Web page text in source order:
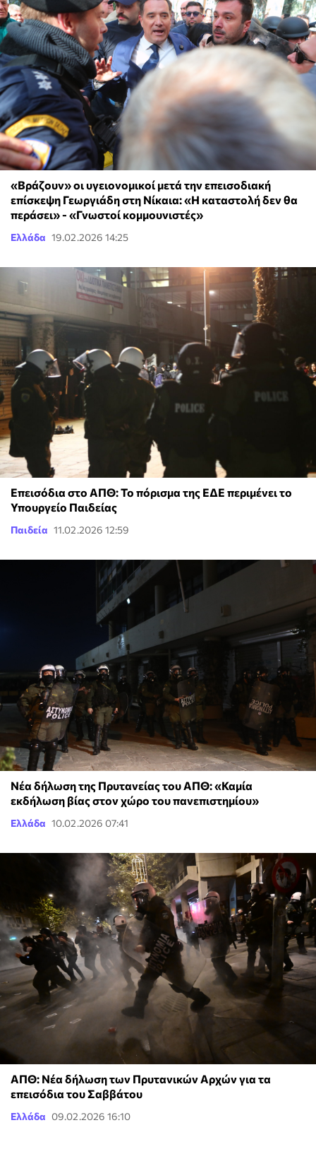
«Βράζουν» οι υγειονομικοί μετά την επεισοδιακή
επίσκεψη Γεωργιάδη στη Νίκαια: «Η καταστολή δεν θα
περάσει» - «Γνωστοί κομμουνιστές»
Ελλάδα 19.02.2026 14:25
Επεισόδια στο ΑΠΘ: Το πόρισμα της ΕΔΕ περιμένει το
Υπουργείο Παιδείας
Παιδεία 11.02.2026 12:59
Νέα δήλωση της Πρυτανείας του ΑΠΘ: «Καμία
εκδήλωση βίας στον χώρο του πανεπιστημίου»
Ελλάδα 10.02.2026 07:41
ΑΠΘ: Νέα δήλωση των Πρυτανικών Αρχών για τα
επεισόδια του Σαββάτου
Ελλάδα 09.02.2026 16:10